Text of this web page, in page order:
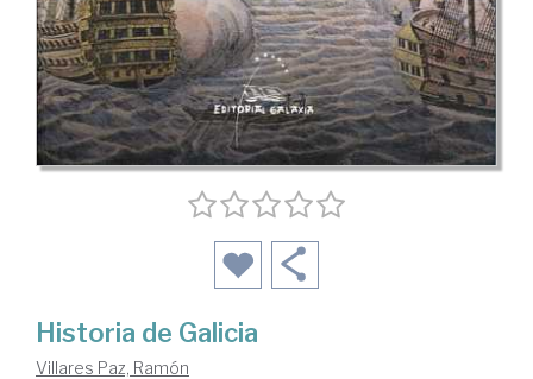
Historia de Galicia
Villares Paz, Ramón